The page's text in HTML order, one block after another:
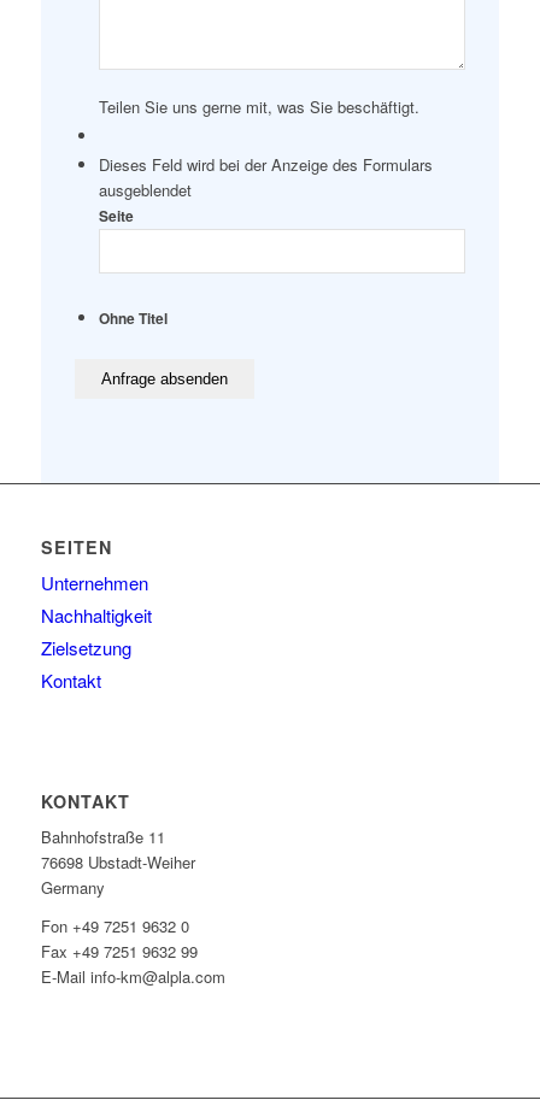
Teilen Sie uns gerne mit, was Sie beschäftigt.
Dieses Feld wird bei der Anzeige des Formulars
ausgeblendet
Seite
Ohne Titel
SEITEN
Unternehmen
Nachhaltigkeit
Zielsetzung
Kontakt
KONTAKT
Bahnhofstraße 11
76698 Ubstadt-Weiher
Germany
Fon +49 7251 9632 0
Fax +49 7251 9632 99
E-Mail info-km@alpla.com